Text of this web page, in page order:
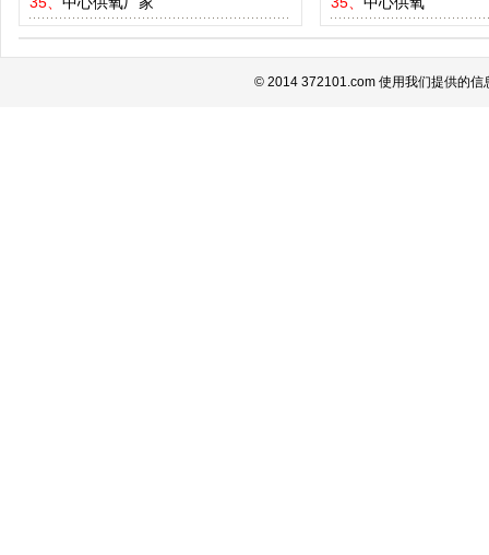
© 2014 372101.com 使用我们提供的信